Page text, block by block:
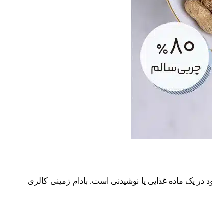
در یک ماده غذایی یا نوشیدنی است. بادام زمینی کالری